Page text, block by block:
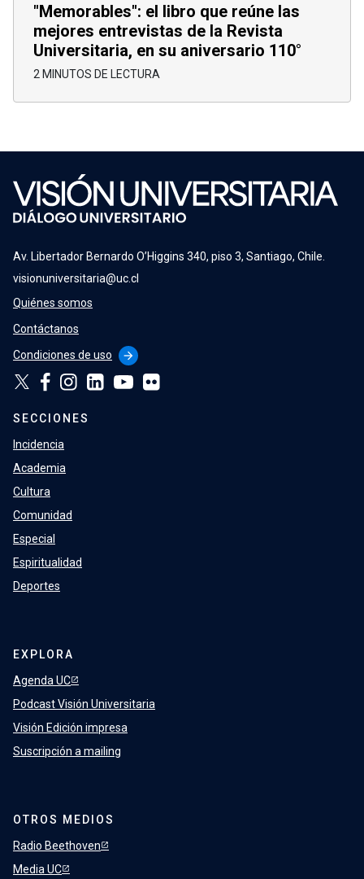
"Memorables": el libro que reúne las
mejores entrevistas de la Revista
Universitaria, en su aniversario 110°
2 MINUTOS DE LECTURA
Av. Libertador Bernardo O’Higgins 340, piso 3, Santiago, Chile.
visionuniversitaria@uc.cl
Quiénes somos
Contáctanos
Condiciones de uso
arrow_forward
SECCIONES
Incidencia
Academia
Cultura
Comunidad
Especial
Espiritualidad
Deportes
EXPLORA
Agenda UC
Podcast Visión Universitaria
Visión Edición impresa
Suscripción a mailing
OTROS MEDIOS
Radio Beethoven
Media UC